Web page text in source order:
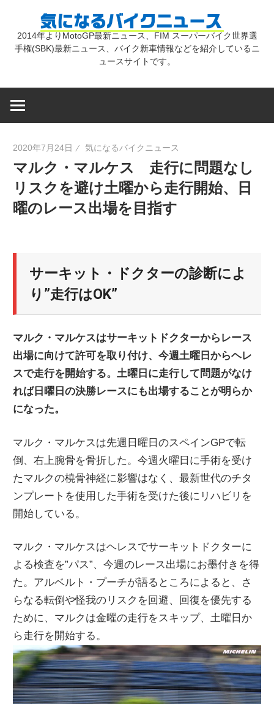
気
バ
ュ
ー
2014年よりMotoGP最新ニュース、FIM スーパーバイク世界選
手権(SBK)最新ニュース、バイク新車情報などを紹介しているニ
ュースサイトです。
2020年7月24日 気になるバイクニュース
マルク・マルケス 走行に問題なし
リスクを避け土曜から走行開始、日
曜のレース出場を目指す
サーキット・ドクターの診断によ
り”走行はOK”
マルク・マルケスはサーキットドクターからレース
出場に向けて許可を取り付け、今週土曜日からヘレ
スで走行を開始する。土曜日に走行して問題がなけ
れば日曜日の決勝レースにも出場することが明らか
になった。
マルク・マルケスは先週日曜日のスペインGPで転
倒、右上腕骨を骨折した。今週火曜日に手術を受け
たマルクの橈骨神経に影響はなく、最新世代のチタ
ンプレートを使用した手術を受けた後にリハビリを
開始している。
マルク・マルケスはヘレスでサーキットドクターに
よる検査を”パス”、今週のレース出場にお墨付きを得
た。アルベルト・プーチが語るところによると、さ
らなる転倒や怪我のリスクを回避、回復を優先する
ために、マルクは金曜の走行をスキップ、土曜日か
ら走行を開始する。